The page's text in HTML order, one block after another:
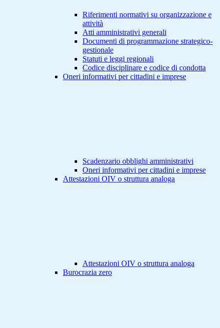
Riferimenti normativi su organizzazione e
attività
Atti amministrativi generali
Documenti di programmazione strategico-
gestionale
Statuti e leggi regionali
Codice disciplinare e codice di condotta
Oneri informativi per cittadini e imprese
Scadenzario obblighi amministrativi
Oneri informativi per cittadini e imprese
Attestazioni OIV o struttura analoga
Attestazioni OIV o struttura analoga
Burocrazia zero